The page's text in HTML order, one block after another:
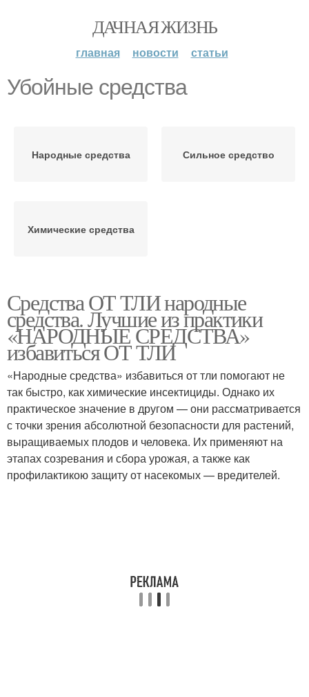
ДАЧНАЯ ЖИЗНЬ
главная новости статьи
Убойные средства
Народные средства Сильное средство
Химические средства
Средства ОТ ТЛИ народные
средства. Лучшие из практики
«НАРОДНЫЕ СРЕДСТВА»
избавиться ОТ ТЛИ
«Народные средства» избавиться от тли помогают не
так быстро, как химические инсектициды. Однако их
практическое значение в другом — они рассматривается
с точки зрения абсолютной безопасности для растений,
выращиваемых плодов и человека. Их применяют на
этапах созревания и сбора урожая, а также как
профилактикою защиту от насекомых — вредителей.